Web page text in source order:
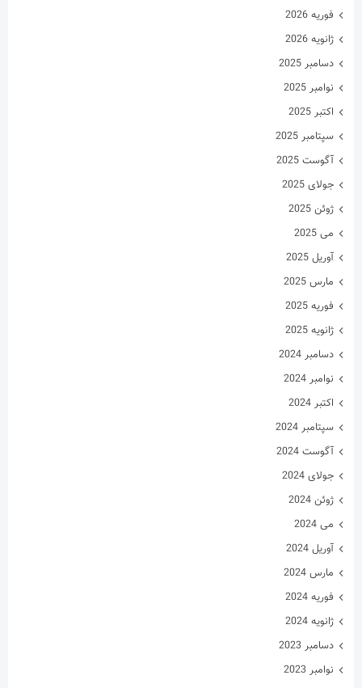
می 2025
آوریل 2025
مارس 2025
فوریه 2025
ژانویه 2025
دسامبر 2024
نوامبر 2024
اکتبر 2024
سپتامبر 2024
آگوست 2024
جولای 2024
ژوئن 2024
می 2024
آوریل 2024
مارس 2024
فوریه 2024
ژانویه 2024
دسامبر 2023
نوامبر 2023
اکتبر 2023
سپتامبر 2023
آگوست 2023
جولای 2023
ژوئن 2023
می 2023
آوریل 2023
مارس 2023
فوریه 2023